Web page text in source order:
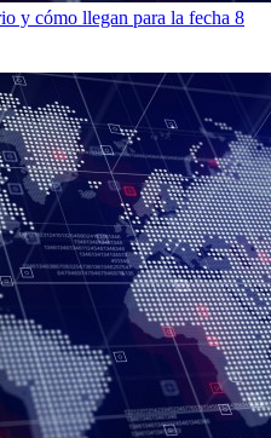
y cómo llegan para la fecha 8